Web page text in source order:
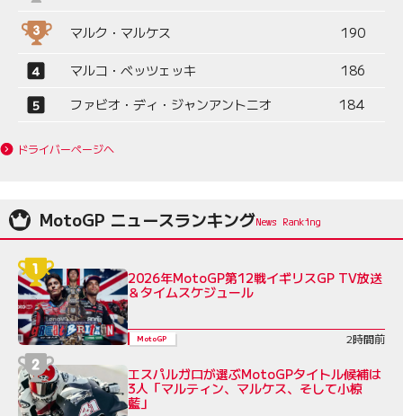
マルク・マルケス 190
マルコ・ベッツェッキ
186
ファビオ・ディ・ジャンアントニオ
184
ドライバーページへ
MotoGP ニュースランキング
2026年MotoGP第12戦イギリスGP TV放送
＆タイムスケジュール
MotoGP 2時間前
エスパルガロが選ぶMotoGPタイトル候補は
3人「マルティン、マルケス、そして小椋
藍」